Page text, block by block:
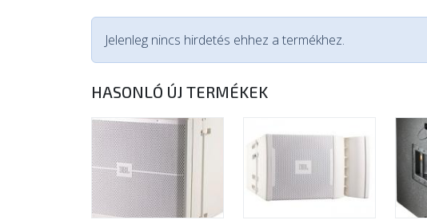
Jelenleg nincs hirdetés ehhez a termékhez.
HASONLÓ ÚJ TERMÉKEK